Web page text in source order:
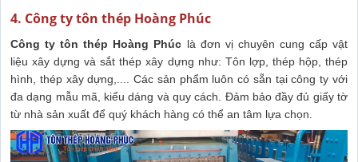
4. Công ty tôn thép Hoàng Phúc
Công ty tôn thép Hoàng Phúc là đơn vị chuyên cung cấp vật
liệu xây dựng và sắt thép xây dựng như: Tôn lợp, thép hộp, thép
hình, thép xây dựng,.... Các sản phẩm luôn có sẵn tại công ty với
đa dạng mẫu mã, kiểu dáng và quy cách. Đảm bảo đầy đủ giấy tờ
từ nhà sản xuất để quý khách hàng có thể an tâm lựa chọn.